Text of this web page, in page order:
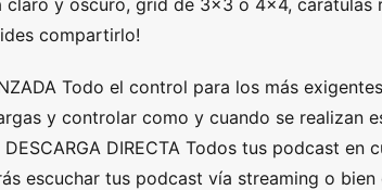
claro y oscuro, grid de 3×3 o 4×4, carátulas
compartirlo!
Todo el control para los más
y controlar como y cuando se realizan
DESCARGA DIRECTA Todos tus podcast
escuchar tus podcast vía streaming o